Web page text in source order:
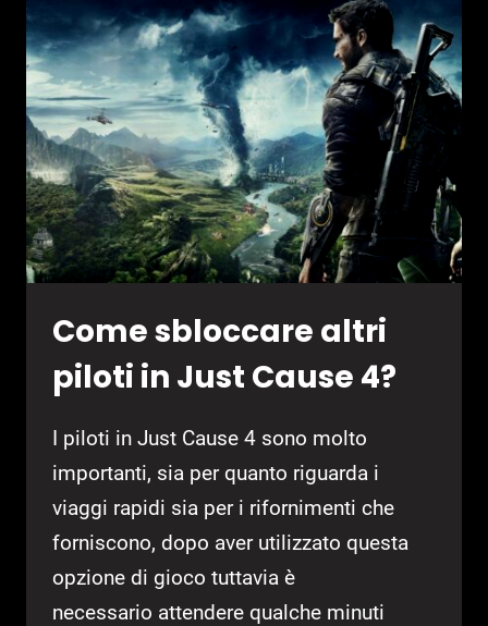
SBLOCCABILI
IN
JUST
CAUSE
4
Come sbloccare altri
piloti in Just Cause 4?
I piloti in Just Cause 4 sono molto
importanti, sia per quanto riguarda i
viaggi rapidi sia per i rifornimenti che
forniscono, dopo aver utilizzato questa
opzione di gioco tuttavia è
necessario attendere qualche minuti